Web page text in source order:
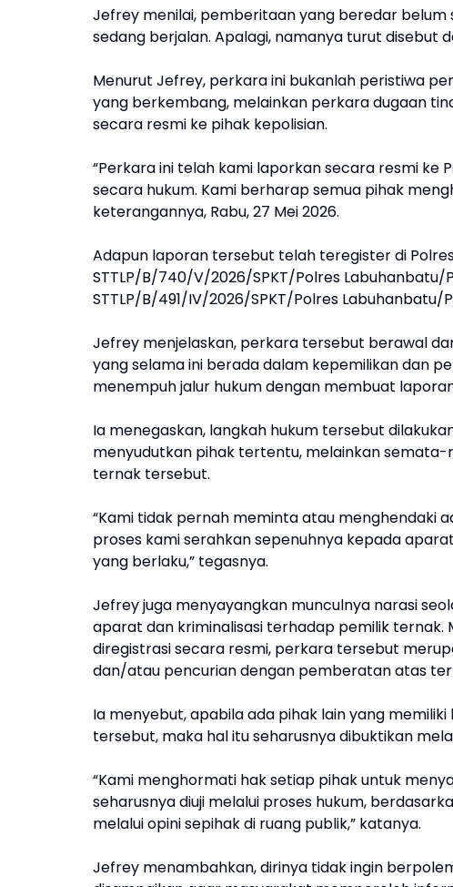
Jefrey menilai, pemberitaan yang beredar
sedang berjalan. Apalagi, namanya turut disebut
Menurut Jefrey, perkara ini bukanlah peristiwa
yang berkembang, melainkan perkara dugaan
secara resmi ke pihak kepolisian.
“Perkara ini telah kami laporkan secara resmi ke
secara hukum. Kami berharap semua pihak
keterangannya, Rabu, 27 Mei 2026.
Adapun laporan tersebut telah teregister di
STTLP/B/740/V/2026/SPKT/Polres Labuhanbatu/
STTLP/B/491/IV/2026/SPKT/Polres Labuhanbatu/
Jefrey menjelaskan, perkara tersebut berawal
yang selama ini berada dalam kepemilikan dan
menempuh jalur hukum dengan membuat
Ia menegaskan, langkah hukum tersebut
menyudutkan pihak tertentu, melainkan
ternak tersebut.
“Kami tidak pernah meminta atau menghendaki
proses kami serahkan sepenuhnya kepada
yang berlaku,” tegasnya.
Jefrey juga menyayangkan munculnya narasi
aparat dan kriminalisasi terhadap pemilik
diregistrasi secara resmi, perkara tersebut
dan/atau pencurian dengan pemberatan atas
Ia menyebut, apabila ada pihak lain yang
tersebut, maka hal itu seharusnya dibuktikan
“Kami menghormati hak setiap pihak untuk
seharusnya diuji melalui proses hukum,
melalui opini sepihak di ruang publik,” katanya.
Jefrey menambahkan, dirinya tidak ingin